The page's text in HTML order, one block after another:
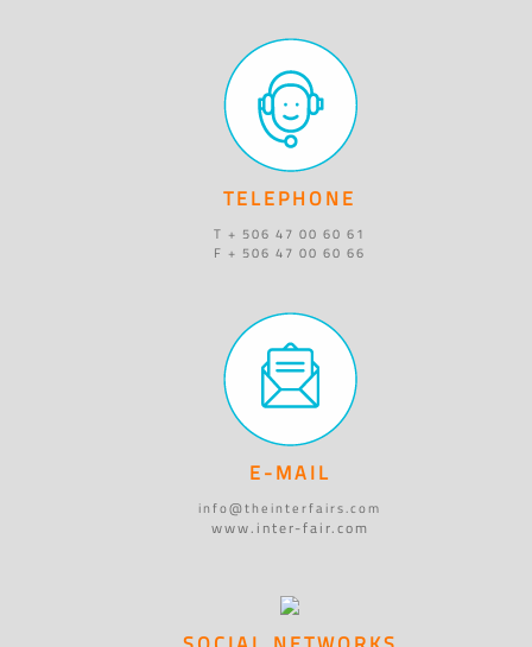
TELEPHONE
T + 506 47 00 60 61
F + 506 47 00 60 66
E-MAIL
info@theinterfairs.com
www.inter-fair.com